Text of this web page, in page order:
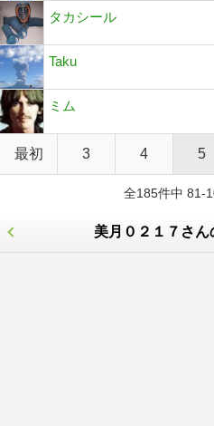
タカシール
Taku
ミム
最初 3 4 5
全185件中 81-
美月０２１７さん